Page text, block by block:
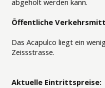
abgeholt werden kann.
Öffentliche
Das Acapulco liegt ein
Zeissstrasse.
Aktuelle Eintrittspreise: